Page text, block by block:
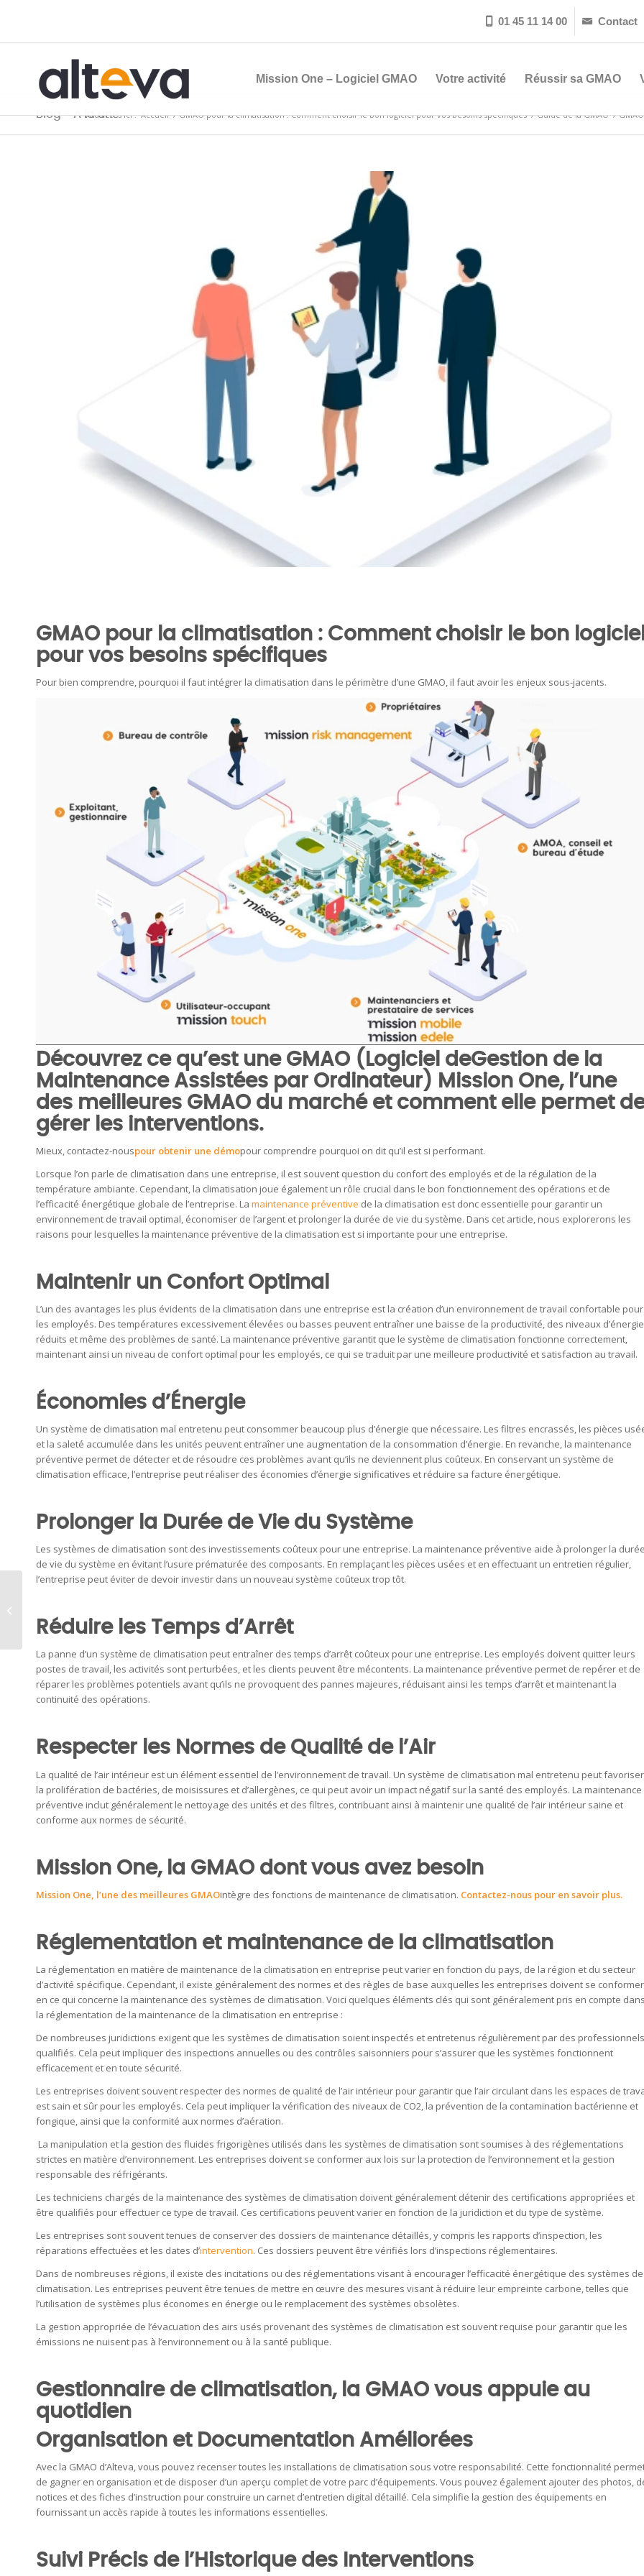
 01 45 11 14 00  Contact
Mission One – Logiciel GMAO Votre activité Réussir sa GMAO
Blog - A la une
Vous êtes ici : Accueil / GMAO pour la climatisation : Comment choisir le bon logiciel pour vos besoins spécifiques / Guide de la GMAO /
GMAO pour la climatisation : Comment choisir le bon
pour vos besoins spécifiques
Pour bien comprendre, pourquoi il faut intégrer la climatisation dans le périmètre d’une GMAO, il faut avoir les enjeux sous-jacents.
Découvrez ce qu’est une GMAO (Logiciel deGestion de la
Maintenance Assistées par Ordinateur) Mission One, l’une
des meilleures GMAO du marché et comment elle permet
gérer les interventions.
Mieux, contactez-nouspour obtenir une démopour comprendre pourquoi on dit qu’il est si performant.
Lorsque l’on parle de climatisation dans une entreprise, il est souvent question du confort des employés et de la régulation de la
température ambiante. Cependant, la climatisation joue également un rôle crucial dans le bon fonctionnement des opérations et de
l’efficacité énergétique globale de l’entreprise. La maintenance préventive de la climatisation est donc essentielle pour garantir un
environnement de travail optimal, économiser de l’argent et prolonger la durée de vie du système. Dans cet article, nous explorerons les
raisons pour lesquelles la maintenance préventive de la climatisation est si importante pour une entreprise.
Maintenir un Confort Optimal
L’un des avantages les plus évidents de la climatisation dans une entreprise est la création d’un environnement de travail confortable pour
les employés. Des températures excessivement élevées ou basses peuvent entraîner une baisse de la productivité, des niveaux d’énergie
réduits et même des problèmes de santé. La maintenance préventive garantit que le système de climatisation fonctionne correctement,
maintenant ainsi un niveau de confort optimal pour les employés, ce qui se traduit par une meilleure productivité et satisfaction au travail.
Économies d’Énergie
Un système de climatisation mal entretenu peut consommer beaucoup plus d’énergie que nécessaire. Les filtres encrassés, les pièces
et la saleté accumulée dans les unités peuvent entraîner une augmentation de la consommation d’énergie. En revanche, la maintenance
préventive permet de détecter et de résoudre ces problèmes avant qu’ils ne deviennent plus coûteux. En conservant un système de
climatisation efficace, l’entreprise peut réaliser des économies d’énergie significatives et réduire sa facture énergétique.
Prolonger la Durée de Vie du Système
Les systèmes de climatisation sont des investissements coûteux pour une entreprise. La maintenance préventive aide à prolonger la
de vie du système en évitant l’usure prématurée des composants. En remplaçant les pièces usées et en effectuant un entretien régulier,
l’entreprise peut éviter de devoir investir dans un nouveau système coûteux trop tôt.
Réduire les Temps d’Arrêt
La panne d’un système de climatisation peut entraîner des temps d’arrêt coûteux pour une entreprise. Les employés doivent quitter leurs
postes de travail, les activités sont perturbées, et les clients peuvent être mécontents. La maintenance préventive permet de repérer et de
réparer les problèmes potentiels avant qu’ils ne provoquent des pannes majeures, réduisant ainsi les temps d’arrêt et maintenant la
continuité des opérations.
Respecter les Normes de Qualité de l’Air
La qualité de l’air intérieur est un élément essentiel de l’environnement de travail. Un système de climatisation mal entretenu peut favoriser
la prolifération de bactéries, de moisissures et d’allergènes, ce qui peut avoir un impact négatif sur la santé des employés. La maintenance
préventive inclut généralement le nettoyage des unités et des filtres, contribuant ainsi à maintenir une qualité de l’air intérieur saine et
conforme aux normes de sécurité.
Mission One, la GMAO dont vous avez besoin
Mission One , l’une des meilleures GMAOintègre des fonctions de maintenance de climatisation. Contactez-nous pour en savoir plus.
Réglementation et maintenance de la climatisation
La réglementation en matière de maintenance de la climatisation en entreprise peut varier en fonction du pays, de la région et du secteur
d’activité spécifique. Cependant, il existe généralement des normes et des règles de base auxquelles les entreprises doivent se conformer
en ce qui concerne la maintenance des systèmes de climatisation. Voici quelques éléments clés qui sont généralement pris en compte
la réglementation de la maintenance de la climatisation en entreprise :
De nombreuses juridictions exigent que les systèmes de climatisation soient inspectés et entretenus régulièrement par des professionnels
qualifiés. Cela peut impliquer des inspections annuelles ou des contrôles saisonniers pour s’assurer que les systèmes fonctionnent
efficacement et en toute sécurité.
Les entreprises doivent souvent respecter des normes de qualité de l’air intérieur pour garantir que l’air circulant dans les espaces de
est sain et sûr pour les employés. Cela peut impliquer la vérification des niveaux de CO2, la prévention de la contamination bactérienne et
fongique, ainsi que la conformité aux normes d’aération.
La manipulation et la gestion des fluides frigorigènes utilisés dans les systèmes de climatisation sont soumises à des réglementations
strictes en matière d’environnement. Les entreprises doivent se conformer aux lois sur la protection de l’environnement et la gestion
responsable des réfrigérants.
Les techniciens chargés de la maintenance des systèmes de climatisation doivent généralement détenir des certifications appropriées et
être qualifiés pour effectuer ce type de travail. Ces certifications peuvent varier en fonction de la juridiction et du type de système.
Les entreprises sont souvent tenues de conserver des dossiers de maintenance détaillés, y compris les rapports d’inspection, les
réparations effectuées et les dates d’intervention. Ces dossiers peuvent être vérifiés lors d’inspections réglementaires.
Dans de nombreuses régions, il existe des incitations ou des réglementations visant à encourager l’efficacité énergétique des systèmes de
climatisation. Les entreprises peuvent être tenues de mettre en œuvre des mesures visant à réduire leur empreinte carbone, telles que
l’utilisation de systèmes plus économes en énergie ou le remplacement des systèmes obsolètes.
La gestion appropriée de l’évacuation des airs usés provenant des systèmes de climatisation est souvent requise pour garantir que les
émissions ne nuisent pas à l’environnement ou à la santé publique.
Gestionnaire de climatisation, la GMAO vous appuie au
quotidien
Organisation et Documentation Améliorées
Avec la GMAO d’Alteva, vous pouvez recenser toutes les installations de climatisation sous votre responsabilité. Cette fonctionnalité
de gagner en organisation et de disposer d’un aperçu complet de votre parc d’équipements. Vous pouvez également ajouter des photos,
notices et des fiches d’instruction pour construire un carnet d’entretien digital détaillé. Cela simplifie la gestion des équipements en
fournissant un accès rapide à toutes les informations essentielles.
Suivi Précis de l’Historique des Interventions
Choisir et déployer un
maintenance
corrective